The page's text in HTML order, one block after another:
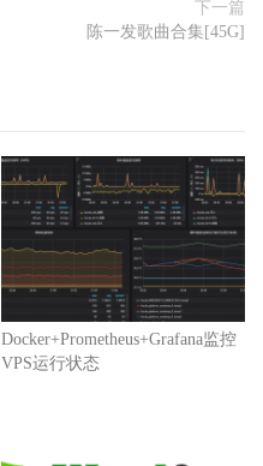
下一篇
陈一发歌曲合集[45G]
Docker+Prometheus+Grafana监控
VPS运行状态